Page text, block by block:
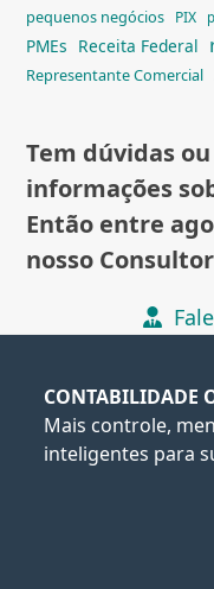
pequenos negócios PIX
PMEs Receita Federal
Representante Comercial
Tem dúvidas
informações
Então entre
nosso
CONTABILIDADE
Mais controle,
inteligentes para